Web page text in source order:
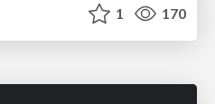
1 170